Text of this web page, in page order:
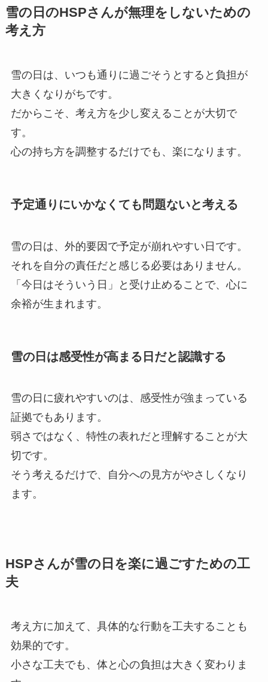
雪の日のHSPさんが無理をしないための
考え方
雪の日は、いつも通りに過ごそうとすると負担が
大きくなりがちです。
だからこそ、考え方を少し変えることが大切で
す。
心の持ち方を調整するだけでも、楽になります。
予定通りにいかなくても問題ないと考える
雪の日は、外的要因で予定が崩れやすい日です。
それを自分の責任だと感じる必要はありません。
「今日はそういう日」と受け止めることで、心に
余裕が生まれます。
雪の日は感受性が高まる日だと認識する
雪の日に疲れやすいのは、感受性が強まっている
証拠でもあります。
弱さではなく、特性の表れだと理解することが大
切です。
そう考えるだけで、自分への見方がやさしくなり
ます。
HSPさんが雪の日を楽に過ごすための工
夫
考え方に加えて、具体的な行動を工夫することも
効果的です。
小さな工夫でも、体と心の負担は大きく変わりま